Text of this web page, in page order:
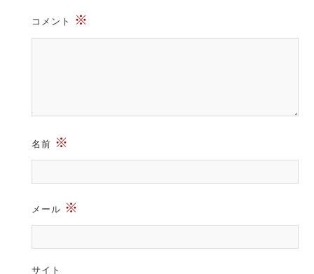
コメント ※
名前 ※
メール ※
サイト